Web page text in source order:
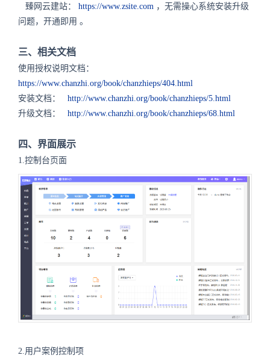
臻网云建站：
https://www.zsite.com ，无需操心系统安装升级
问题，开通即用 。
三、相关文档
使用授权说明文档：
https://www.chanzhi.org/book/chanzhieps/404.html
安装文档：
http://www.chanzhi.org/book/chanzhieps/5.html
升级文档：
http://www.chanzhi.org/book/chanzhieps/68.html
四、界面展示
1.控制台页面
2.用户案例控制项